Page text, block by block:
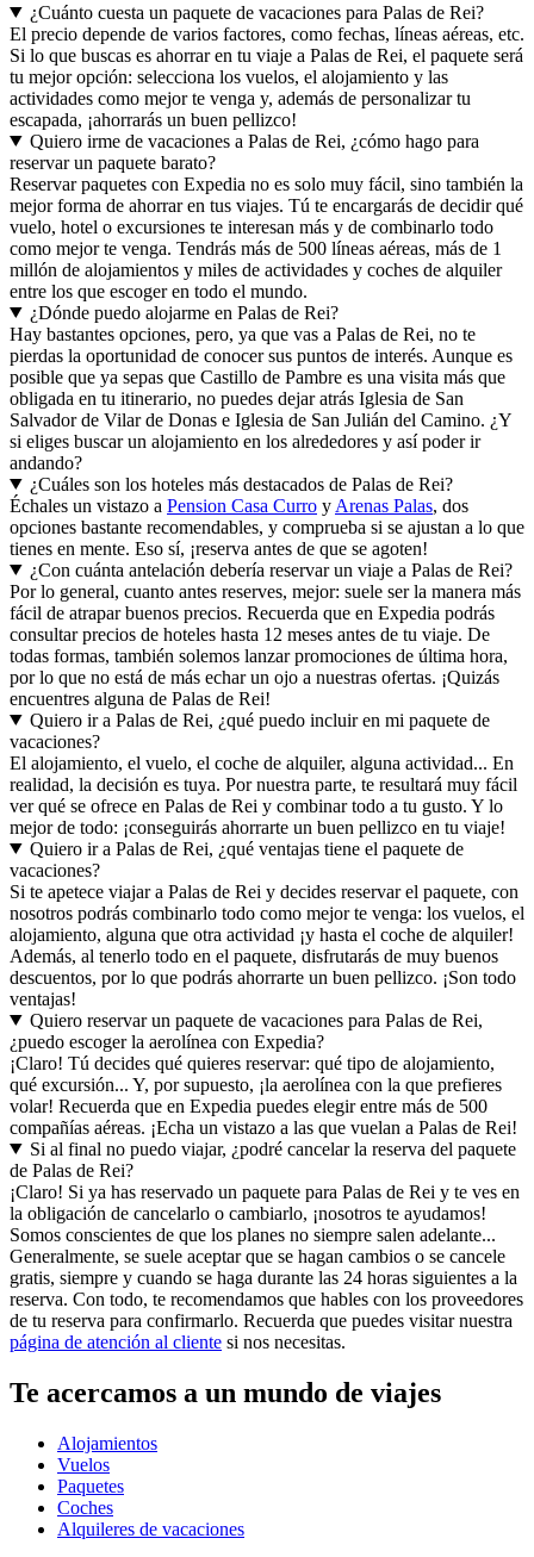
¿Cuánto cuesta un paquete de vacaciones para Palas de Rei?
El precio depende de varios factores, como fechas, líneas aéreas, etc.
Si lo que buscas es ahorrar en tu viaje a Palas de Rei, el paquete será
tu mejor opción: selecciona los vuelos, el alojamiento y las
actividades como mejor te venga y, además de personalizar tu
escapada, ¡ahorrarás un buen pellizco!
Quiero irme de vacaciones a Palas de Rei, ¿cómo hago para
reservar un paquete barato?
Reservar paquetes con Expedia no es solo muy fácil, sino también la
mejor forma de ahorrar en tus viajes. Tú te encargarás de decidir qué
vuelo, hotel o excursiones te interesan más y de combinarlo todo
como mejor te venga. Tendrás más de 500 líneas aéreas, más de 1
millón de alojamientos y miles de actividades y coches de alquiler
entre los que escoger en todo el mundo.
¿Dónde puedo alojarme en Palas de Rei?
Hay bastantes opciones, pero, ya que vas a Palas de Rei, no te
pierdas la oportunidad de conocer sus puntos de interés. Aunque es
posible que ya sepas que Castillo de Pambre es una visita más que
obligada en tu itinerario, no puedes dejar atrás Iglesia de San
Salvador de Vilar de Donas e Iglesia de San Julián del Camino. ¿Y
si eliges buscar un alojamiento en los alrededores y así poder ir
andando?
¿Cuáles son los hoteles más destacados de Palas de Rei?
Échales un vistazo a Pension Casa Curro y Arenas Palas, dos
opciones bastante recomendables, y comprueba si se ajustan a lo que
tienes en mente. Eso sí, ¡reserva antes de que se agoten!
¿Con cuánta antelación debería reservar un viaje a Palas de Rei?
Por lo general, cuanto antes reserves, mejor: suele ser la manera más
fácil de atrapar buenos precios. Recuerda que en Expedia podrás
consultar precios de hoteles hasta 12 meses antes de tu viaje. De
todas formas, también solemos lanzar promociones de última hora,
por lo que no está de más echar un ojo a nuestras ofertas. ¡Quizás
encuentres alguna de Palas de Rei!
Quiero ir a Palas de Rei, ¿qué puedo incluir en mi paquete de
vacaciones?
El alojamiento, el vuelo, el coche de alquiler, alguna actividad... En
realidad, la decisión es tuya. Por nuestra parte, te resultará muy fácil
ver qué se ofrece en Palas de Rei y combinar todo a tu gusto. Y lo
mejor de todo: ¡conseguirás ahorrarte un buen pellizco en tu viaje!
Quiero ir a Palas de Rei, ¿qué ventajas tiene el paquete de
vacaciones?
Si te apetece viajar a Palas de Rei y decides reservar el paquete, con
nosotros podrás combinarlo todo como mejor te venga: los vuelos, el
alojamiento, alguna que otra actividad ¡y hasta el coche de alquiler!
Además, al tenerlo todo en el paquete, disfrutarás de muy buenos
descuentos, por lo que podrás ahorrarte un buen pellizco. ¡Son todo
ventajas!
Quiero reservar un paquete de vacaciones para Palas de Rei,
¿puedo escoger la aerolínea con Expedia?
¡Claro! Tú decides qué quieres reservar: qué tipo de alojamiento,
qué excursión... Y, por supuesto, ¡la aerolínea con la que prefieres
volar! Recuerda que en Expedia puedes elegir entre más de 500
compañías aéreas. ¡Echa un vistazo a las que vuelan a Palas de Rei!
Si al final no puedo viajar, ¿podré cancelar la reserva del paquete
de Palas de Rei?
¡Claro! Si ya has reservado un paquete para Palas de Rei y te ves en
la obligación de cancelarlo o cambiarlo, ¡nosotros te ayudamos!
Somos conscientes de que los planes no siempre salen adelante...
Generalmente, se suele aceptar que se hagan cambios o se cancele
gratis, siempre y cuando se haga durante las 24 horas siguientes a la
reserva. Con todo, te recomendamos que hables con los proveedores
de tu reserva para confirmarlo. Recuerda que puedes visitar nuestra
página de atención al cliente si nos necesitas.
Te acercamos a un mundo de viajes
Alojamientos
Vuelos
Paquetes
Coches
Alquileres de vacaciones